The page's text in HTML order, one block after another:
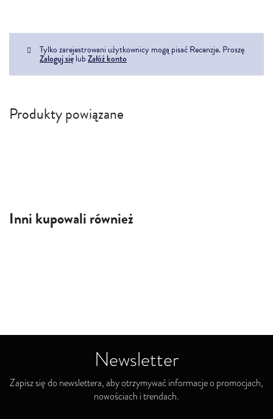
Tylko zarejestrowani użytkownicy mogą pisać Recenzje. Proszę
Zaloguj się lub Załóż konto
Produkty powiązane
Inni kupowali również
Newsletter
Zapisz się do newslettera, aby otrzymywać informacje o promocjach,
nowościach i trendach.